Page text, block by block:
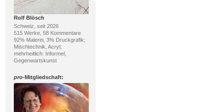
Rolf Blösch
Schweiz, seit 2026
515 Werke, 58 Kommentare
92% Malerei, 3% Druckgrafik;
Mischtechnik, Acryl;
mehrheitlich: Informel,
Gegenwartskunst
pro-Mitgliedschaft: